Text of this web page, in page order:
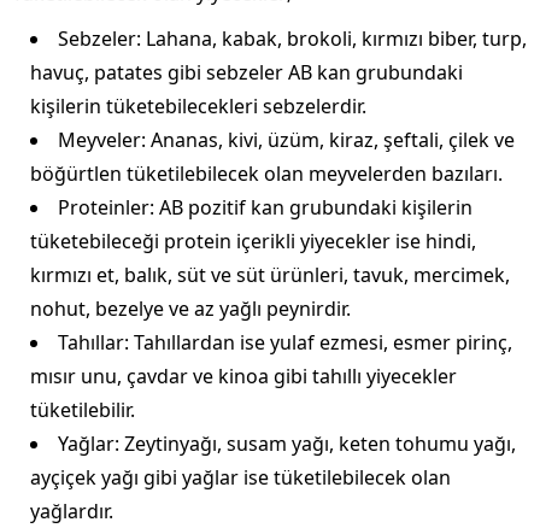
Sebzeler: Lahana, kabak, brokoli, kırmızı biber, turp,
havuç, patates gibi sebzeler AB kan grubundaki
kişilerin tüketebilecekleri sebzelerdir.
Meyveler: Ananas, kivi, üzüm, kiraz, şeftali, çilek ve
böğürtlen tüketilebilecek olan meyvelerden bazıları.
Proteinler: AB pozitif kan grubundaki kişilerin
tüketebileceği protein içerikli yiyecekler ise hindi,
kırmızı et, balık, süt ve süt ürünleri, tavuk, mercimek,
nohut, bezelye ve az yağlı peynirdir.
Tahıllar: Tahıllardan ise yulaf ezmesi, esmer pirinç,
mısır unu, çavdar ve kinoa gibi tahıllı yiyecekler
tüketilebilir.
Yağlar: Zeytinyağı, susam yağı, keten tohumu yağı,
ayçiçek yağı gibi yağlar ise tüketilebilecek olan
yağlardır.